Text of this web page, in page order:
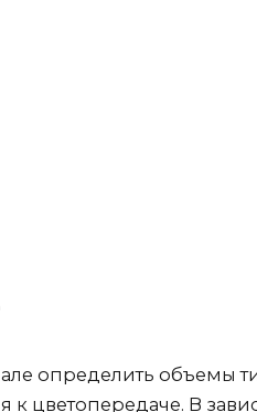
определить объемы
к цветопередаче. В